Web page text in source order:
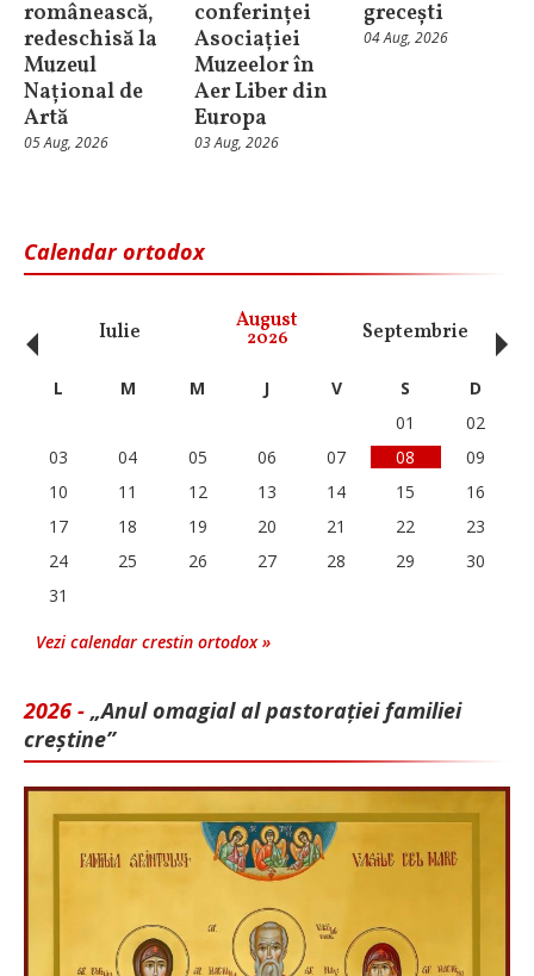
românească,
redeschisă la
Muzeul
Național de
Artă
05 Aug, 2026
conferinței
Asociației
Muzeelor în
Aer Liber din
Europa
03 Aug, 2026
grecești
04 Aug, 2026
Calendar ortodox
Iulie August
2026 Septembrie
‹ L M M J V S
D
01
02
03
04 05 06 07 08
09
10
11 12 13 14 15
16
17
18 19 20 21 22
23
24
25 26 27 28 29
30
31
Vezi calendar crestin ortodox »
2026 - „Anul omagial al pastorației familiei
creștine”